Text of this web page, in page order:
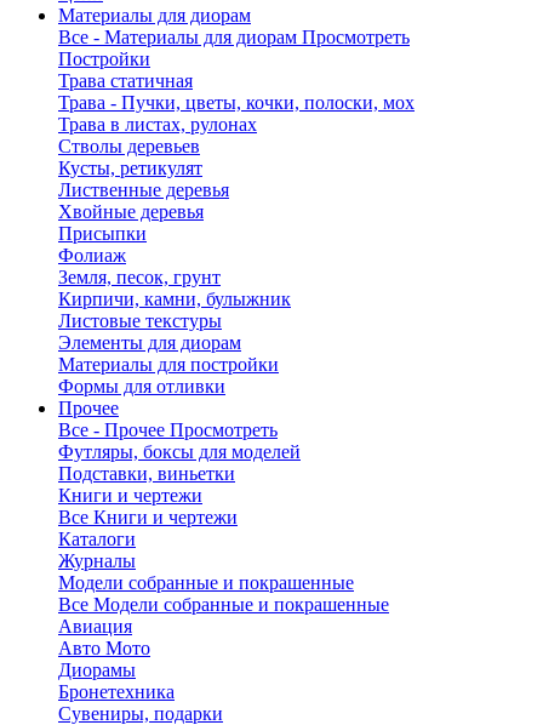
Материалы для диорам
Все - Материалы для диорам Просмотреть
Постройки
Трава статичная
Трава - Пучки, цветы, кочки, полоски, мох
Трава в листах, рулонах
Стволы деревьев
Кусты, ретикулят
Лиственные деревья
Хвойные деревья
Присыпки
Фолиаж
Земля, песок, грунт
Кирпичи, камни, булыжник
Листовые текстуры
Элементы для диорам
Материалы для постройки
Формы для отливки
Прочее
Все - Прочее Просмотреть
Футляры, боксы для моделей
Подставки, виньетки
Книги и чертежи
Все Книги и чертежи
Каталоги
Журналы
Модели собранные и покрашенные
Все Модели собранные и покрашенные
Авиация
Авто Мото
Диорамы
Бронетехника
Сувениры, подарки